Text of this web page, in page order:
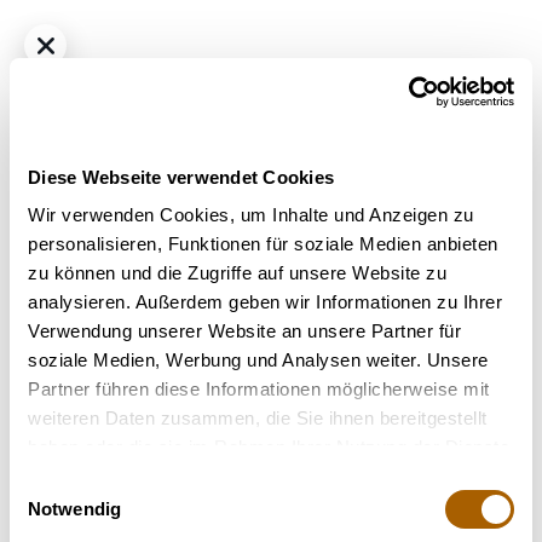
Diese Webseite verwendet Cookies
Wir verwenden Cookies, um Inhalte und Anzeigen zu
personalisieren, Funktionen für soziale Medien anbieten
zu können und die Zugriffe auf unsere Website zu
analysieren. Außerdem geben wir Informationen zu Ihrer
Verwendung unserer Website an unsere Partner für
soziale Medien, Werbung und Analysen weiter. Unsere
Partner führen diese Informationen möglicherweise mit
weiteren Daten zusammen, die Sie ihnen bereitgestellt
Notwendig
Hybrid THC24% CBD<1.0%
Remexian 24/1 PRT MCR Motor Crasher
Strain: motor crasher
Terpene: Beta-Caryophyllen, Limonen, Myrcen
Geschmack: Diesel, Citrus, Erdig
Nicht verfügbar